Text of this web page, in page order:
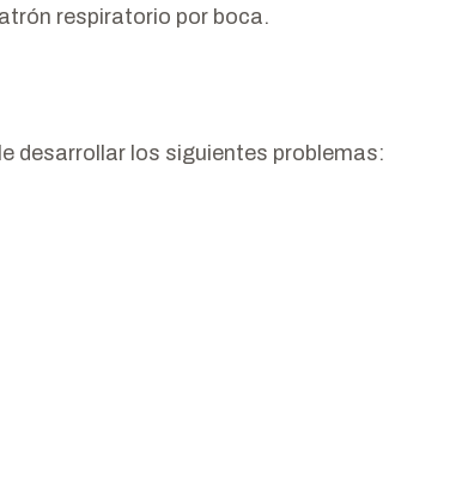
respiratorio por boca.
desarrollar los siguientes problemas: